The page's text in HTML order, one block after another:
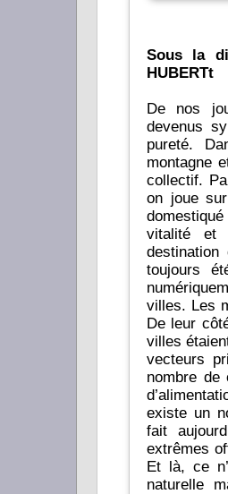
Sous la
HUBERTt
De nos
devenus
pureté.
montagne
collectif. Par
on joue
vitalité et
destination des
toujours
villes. Les
De leur
villes
vecteurs
nombre de
existe un
fait
extrêmes
Et là, ce
naturelle